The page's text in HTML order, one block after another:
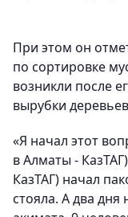
При этом он
по сортировке
возникли после
вырубки
«Я начал этот
в Алматы -
КазТАГ) начал
стояла. А два дня